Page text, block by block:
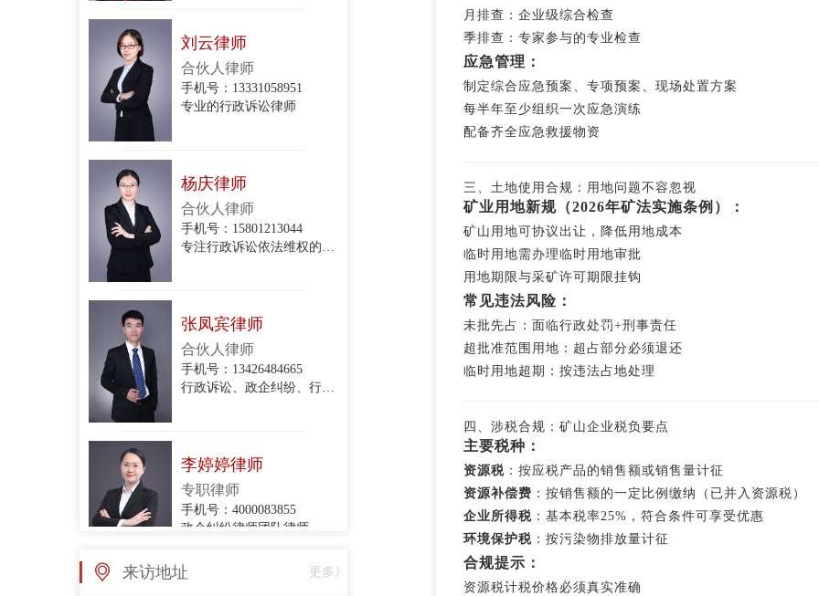
手机号：13331058951
专业的行政诉讼律师
手机号：15801213044
手机号：13426484665
手机号：4000083855
政企纠纷律师团队律师
专职律师
来访地址 更多》
月排查：企业级综合检查
季排查：专家参与的专业检查
应急管理：
制定综合应急预案、专项预案、现场处置方案
每半年至少组织一次应急演练
配备齐全应急救援物资
三、土地使用合规：用地问题不容忽视
矿业用地新规（2026年矿法实施条例）：
矿山用地可协议出让，降低用地成本
临时用地需办理临时用地审批
用地期限与采矿许可期限挂钩
常见违法风险：
未批先占：面临行政处罚+刑事责任
超批准范围用地：超占部分必须退还
临时用地超期：按违法占地处理
四、涉税合规：矿山企业税负要点
主要税种：
资源税 ：按应税产品的销售额或销售量计征
资源补偿费 ：按销售额的一定比例缴纳（已并入资源税）
企业所得税 ：基本税率25%，符合条件可享受优惠
环境保护税 ：按污染物排放量计征
合规提示：
资源税计税价格必须真实准确